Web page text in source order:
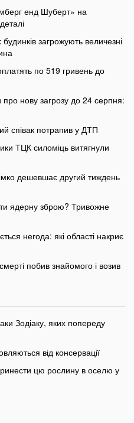
енд Шуберт» на
загрожують величезні
по 519 гривень до
про нову загрозу до 24 серпня:
співак потрапив у ДТП
ТЦК силоміць витягнули
дешевшає другий тиждень
ядерну зброю? Тривожне
негода: які області накриє
побив знайомого і возив
Зодіаку, яких попереду
від консервації
цю рослину в оселю у
якою буде зима в Україні